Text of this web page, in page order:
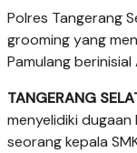
Polres Tangerang
grooming yang
Pamulang
TANGERANG
menyelidiki dugaan
seorang kepala